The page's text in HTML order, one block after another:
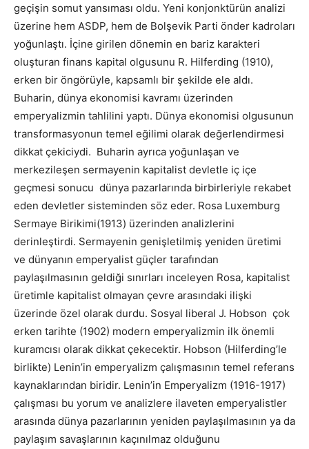
geçişin somut yansıması oldu. Yeni konjonktürün analizi
üzerine hem ASDP, hem de Bolşevik Parti önder kadroları
yoğunlaştı. İçine girilen dönemin en bariz karakteri
oluşturan finans kapital olgusunu R. Hilferding (1910),
erken bir öngörüyle, kapsamlı bir şekilde ele aldı.
Buharin, dünya ekonomisi kavramı üzerinden
emperyalizmin tahlilini yaptı. Dünya ekonomisi olgusunun
transformasyonun temel eğilimi olarak değerlendirmesi
dikkat çekiciydi. Buharin ayrıca yoğunlaşan ve
merkezileşen sermayenin kapitalist devletle iç içe
geçmesi sonucu dünya pazarlarında birbirleriyle rekabet
eden devletler sisteminden söz eder. Rosa Luxemburg
Sermaye Birikimi(1913) üzerinden analizlerini
derinleştirdi. Sermayenin genişletilmiş yeniden üretimi
ve dünyanın emperyalist güçler tarafından
paylaşılmasının geldiği sınırları inceleyen Rosa, kapitalist
üretimle kapitalist olmayan çevre arasındaki ilişki
üzerinde özel olarak durdu. Sosyal liberal J. Hobson çok
erken tarihte (1902) modern emperyalizmin ilk önemli
kuramcısı olarak dikkat çekecektir. Hobson (Hilferding’le
birlikte) Lenin’in emperyalizm çalışmasının temel referans
kaynaklarından biridir. Lenin’in Emperyalizm (1916-1917)
çalışması bu yorum ve analizlere ilaveten emperyalistler
arasında dünya pazarlarının yeniden paylaşılmasının ya da
paylaşım savaşlarının kaçınılmaz olduğunu